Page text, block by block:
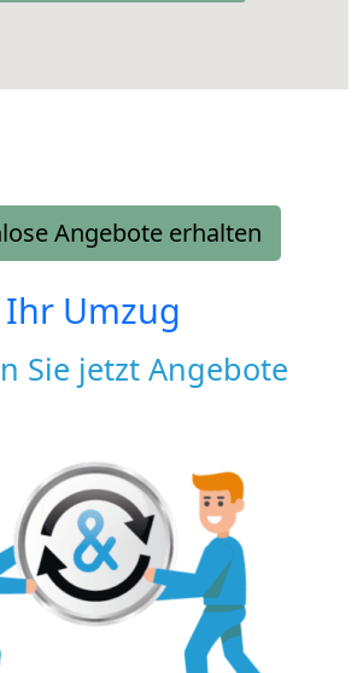
Angebote erhalten
Ihr Umzug
Sie jetzt Angebote